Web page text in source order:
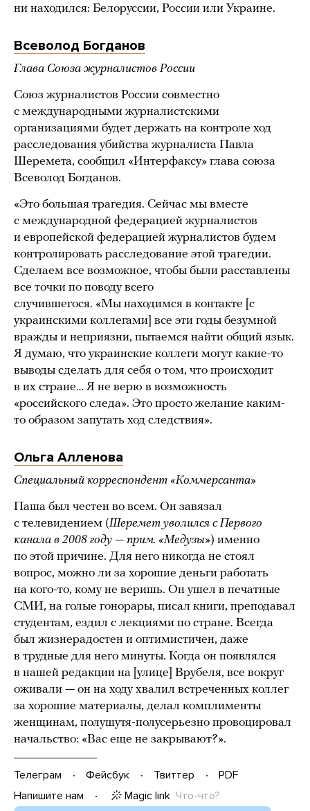
ни находился: Белоруссии, России или Украине.
Всеволод Богданов
Глава Союза журналистов России
Союз журналистов России совместно
с международными журналистскими
организациями будет держать на контроле ход
расследования убийства журналиста Павла
Шеремета, сообщил «Интерфаксу» глава союза
Всеволод Богданов.
«Это большая трагедия. Сейчас мы вместе
с международной федерацией журналистов
и европейской федерацией журналистов будем
контролировать расследование этой трагедии.
Сделаем все возможное, чтобы были расставлены
все точки по поводу всего
случившегося. «Мы находимся в контакте [с
украинскими коллегами] все эти годы безумной
вражды и неприязни, пытаемся найти общий язык.
Я думаю, что украинские коллеги могут какие-то
выводы сделать для себя о том, что происходит
в их стране… Я не верю в возможность
«российского следа». Это просто желание каким-
то образом запутать ход следствия».
Ольга Алленова
Специальный корреспондент «Коммерсанта»
Паша был честен во всем. Он завязал
с телевидением (Шеремет уволился с Первого
канала в 2008 году — прим. «Медузы») именно
по этой причине. Для него никогда не стоял
вопрос, можно ли за хорошие деньги работать
на кого-то, кому не веришь. Он ушел в печатные
СМИ, на голые гонорары, писал книги, преподавал
студентам, ездил с лекциями по стране. Всегда
был жизнерадостен и оптимистичен, даже
в трудные для него минуты. Когда он появлялся
в нашей редакции на [улице] Врубеля, все вокруг
оживали — он на ходу хвалил встреченных коллег
за хорошие материалы, делал комплименты
женщинам, полушутя-полусерьезно провоцировал
начальство: «Вас еще не закрывают?».
Телеграм Фейсбук Твиттер
PDF
Напишите нам
Magic link Что-что?